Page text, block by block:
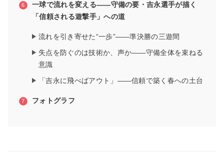
一球で流れを変える――守備の要・吉永選手が描く
「信頼される遊撃手」への道
流れを引き寄せた“一歩”――準決勝の三遊間
失点を防ぐのは技術か、声か――守備全体を束ねる
意識
「吉永に飛べばアウト」――信頼で築く春への土台
フォトグラフ